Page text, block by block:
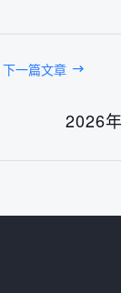
下一篇文章
2026